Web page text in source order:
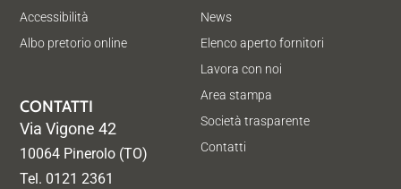
News
Elenco aperto fornitori
Lavora con noi
Area stampa
Società trasparente
Contatti
Accessibilità
Albo pretorio online
CONTATTI
Via Vigone 42
10064 Pinerolo (TO)
Tel. 0121 2361